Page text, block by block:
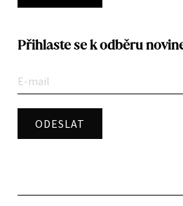
Přihlaste se k odběru